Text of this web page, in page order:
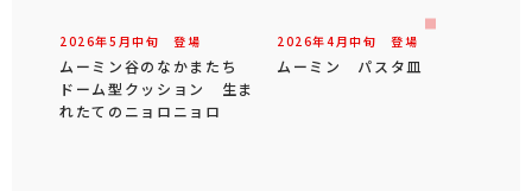
2026年5 月中旬 登場
ムーミン谷のなかまたち
ドーム型クッション 生ま
れたてのニョロニョロ
2026年4 月中旬 登場
ムーミン パスタ皿